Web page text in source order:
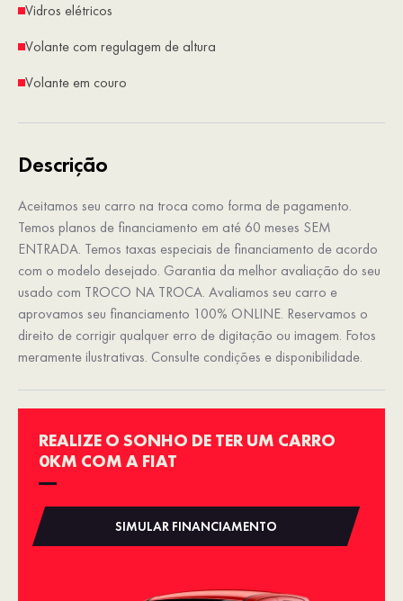
Vidros elétricos
Volante com regulagem de altura
Volante em couro
Descrição
Aceitamos seu carro na troca como forma de pagamento.
Temos planos de financiamento em até 60 meses SEM
ENTRADA. Temos taxas especiais de financiamento de acordo
com o modelo desejado. Garantia da melhor avaliação do seu
usado com TROCO NA TROCA. Avaliamos seu carro e
aprovamos seu financiamento 100% ONLINE. Reservamos o
direito de corrigir qualquer erro de digitação ou imagem. Fotos
meramente ilustrativas. Consulte condições e disponibilidade.
REALIZE O SONHO DE TER UM CARRO
0KM COM A FIAT
SIMULAR FINANCIAMENTO